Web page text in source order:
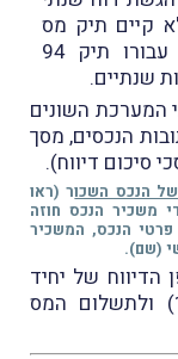
שלא קיים תיק מס
הכנסה למדַווח, המערכת תפתח עבורו תיק 94
שנתיים.
השונים
הנכסים, מסך
סיכום דיווח).
הנכס השכור (ראו
משכיר הנכס חוזה
פרטי הנכס, המשכיר
(שם).
של יחיד
המגיש דוח שנתי מקוּון (טופס 1301) ולתשלום המס